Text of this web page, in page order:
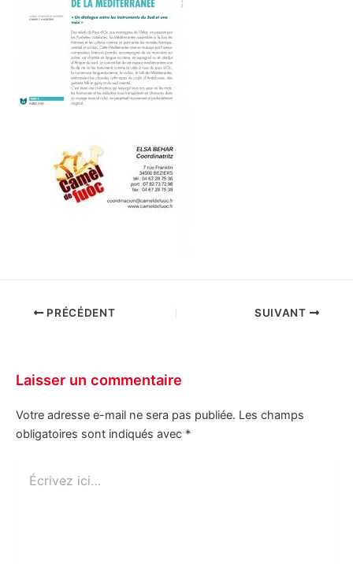
PRÉCÉDENT SUIVANT
Laisser un commentaire
Votre adresse e-mail ne sera pas publiée. Les champs
obligatoires sont indiqués avec *
ici…